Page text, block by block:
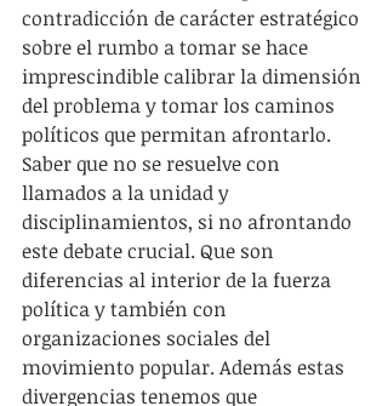
contradicción de carácter estratégico
sobre el rumbo a tomar se hace
imprescindible calibrar la dimensión
del problema y tomar los caminos
políticos que permitan afrontarlo.
Saber que no se resuelve con
llamados a la unidad y
disciplinamientos, si no afrontando
este debate crucial. Que son
diferencias al interior de la fuerza
política y también con
organizaciones sociales del
movimiento popular. Además estas
divergencias tenemos que